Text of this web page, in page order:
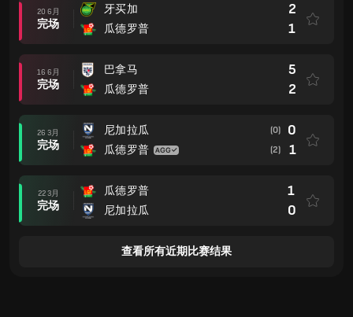
20 6月
完场
牙买加
瓜德罗普
2
1
16 6月
完场
巴拿马
瓜德罗普
5
2
26 3月
完场
尼加拉瓜
瓜德罗普
(0) 0
(2) 1
22 3月
完场
瓜德罗普
尼加拉瓜
1
0
查看所有近期比赛结果